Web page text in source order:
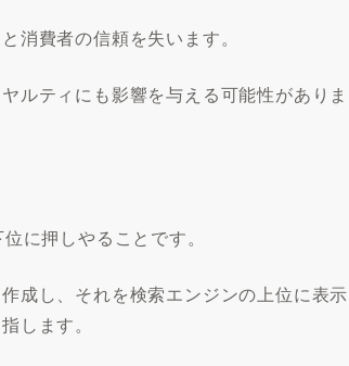
消費者の信頼を失います。
ルティにも影響を与える可能性がありま
に押しやることです。
成し、それを検索エンジンの上位に表示
します。